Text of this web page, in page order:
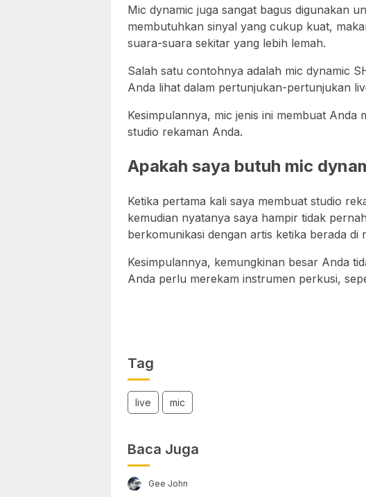
Mic dynamic juga sangat bagus digunakan
membutuhkan sinyal yang cukup kuat,
suara-suara sekitar yang lebih lemah.
Salah satu contohnya adalah mic dynamic
Anda lihat dalam pertunjukan-pertunjukan
Kesimpulannya, mic jenis ini membuat Anda
studio rekaman Anda.
Apakah saya butuh mic
Ketika pertama kali saya membuat studio
kemudian nyatanya saya hampir tidak
berkomunikasi dengan artis ketika berada di
Kesimpulannya, kemungkinan besar Anda
Anda perlu merekam instrumen perkusi,
Tag
live mic
Baca Juga
Gee John